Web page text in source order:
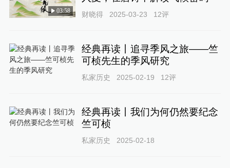
03:58 财晓得 2025-03-23 12评
经典再读丨追寻季风之旅——竺
可桢先生的季风研究
私家历史 2025-02-19 12评
经典再读丨我们为何仍然要纪念
竺可桢
私家历史 2025-02-18